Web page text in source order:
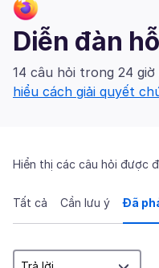
Diễn đàn
14 câu hỏi trong 24
hiểu cách giải quyết
Hiển thị các câu hỏi được
Tất cả Cần lưu ý Đã